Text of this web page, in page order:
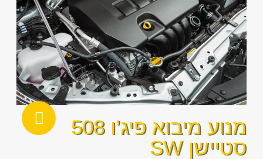
מנוע מיבוא פיג’ו 508
סטיישן SW